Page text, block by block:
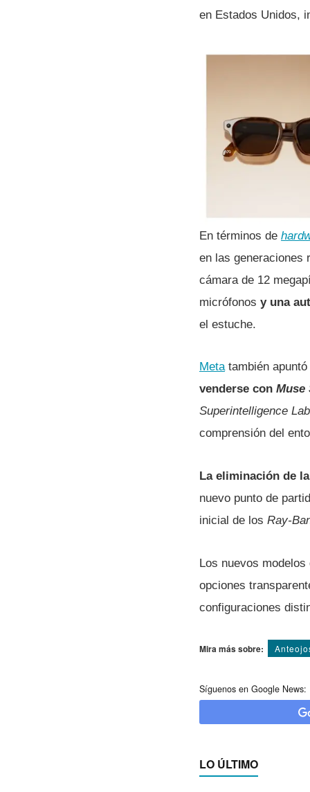
en Estados Unidos,
En términos de
en las generaciones
cámara de 12
micrófonos y una
el estuche.
Metatambién apuntó
venderse con Muse
Superintelligence
comprensión del
La eliminación de
nuevo punto de
inicial de los Ray-
Los nuevos
opciones
configuraciones
Mira más sobre:
Síguenos en Google News:
LO ÚLTIMO